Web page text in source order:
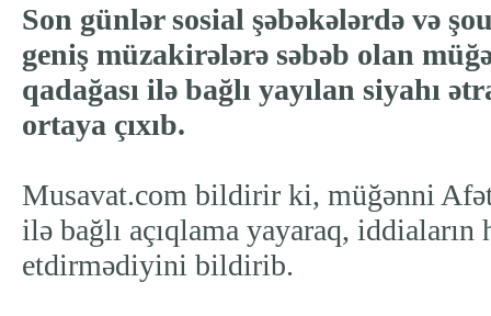
Son günlər sosial şəbəkələrdə və
geniş müzakirələrə səbəb olan
qadağası ilə bağlı yayılan siyahı
ortaya çıxıb.
Musavat.com bildirir ki, müğənni Afət
ilə bağlı açıqlama yayaraq, iddiaların
etdirmədiyini bildirib.